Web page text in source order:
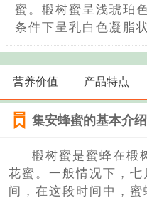
蜜。椴树蜜呈浅琥珀
条件下呈乳白色凝脂
营养价值 产品特点
集安蜂蜜的基本介绍
椴树蜜是蜜蜂在椴
花蜜。一般情况下，
间，在这段时间中，蜜